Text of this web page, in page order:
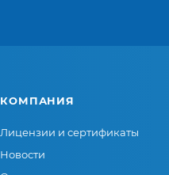
КОМПАНИЯ
Лицензии и сертификаты
Новости